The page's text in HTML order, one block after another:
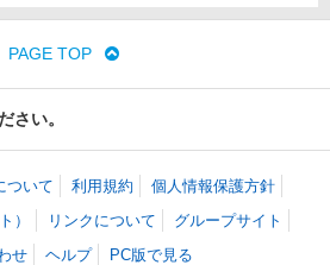
PAGE TOP
さい。
ついて 利用規約
個人情報保護方針
）
リンクについて
グループサイト
せ
ヘルプ PC版で見る